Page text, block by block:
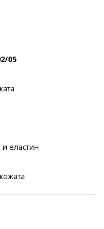
05
еластин